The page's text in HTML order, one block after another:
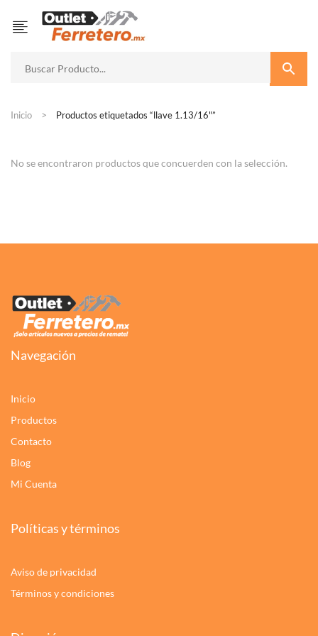
Inicio Productos etiquetados “llave 1.13/16"”
No se encontraron productos que concuerden con la selección.
Navegación
Inicio
Productos
Contacto
Blog
Mi Cuenta
Políticas y términos
Aviso de privacidad
Términos y condiciones